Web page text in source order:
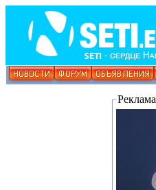
Реклама